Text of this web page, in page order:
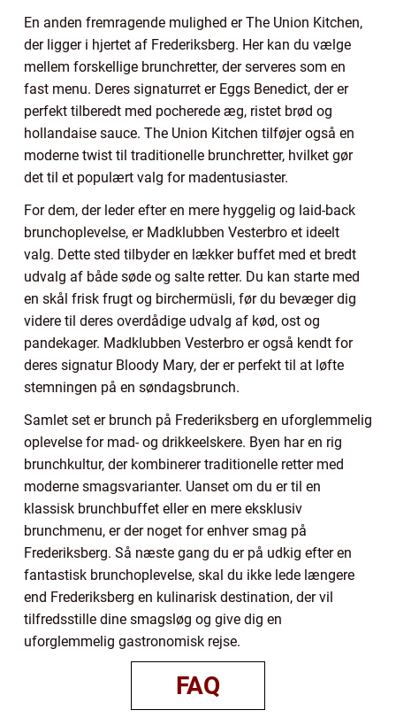
En anden fremragende mulighed er The Union Kitchen,
der ligger i hjertet af Frederiksberg. Her kan du vælge
mellem forskellige brunchretter, der serveres som en
fast menu. Deres signaturret er Eggs Benedict, der er
perfekt tilberedt med pocherede æg, ristet brød og
hollandaise sauce. The Union Kitchen tilføjer også en
moderne twist til traditionelle brunchretter, hvilket gør
det til et populært valg for madentusiaster.
For dem, der leder efter en mere hyggelig og laid-back
brunchoplevelse, er Madklubben Vesterbro et ideelt
valg. Dette sted tilbyder en lækker buffet med et bredt
udvalg af både søde og salte retter. Du kan starte med
en skål frisk frugt og birchermüsli, før du bevæger dig
videre til deres overdådige udvalg af kød, ost og
pandekager. Madklubben Vesterbro er også kendt for
deres signatur Bloody Mary, der er perfekt til at løfte
stemningen på en søndagsbrunch.
Samlet set er brunch på Frederiksberg en uforglemmelig
oplevelse for mad- og drikkeelskere. Byen har en rig
brunchkultur, der kombinerer traditionelle retter med
moderne smagsvarianter. Uanset om du er til en
klassisk brunchbuffet eller en mere eksklusiv
brunchmenu, er der noget for enhver smag på
Frederiksberg. Så næste gang du er på udkig efter en
fantastisk brunchoplevelse, skal du ikke lede længere
end Frederiksberg en kulinarisk destination, der vil
tilfredsstille dine smagsløg og give dig en
uforglemmelig gastronomisk rejse.
FAQ